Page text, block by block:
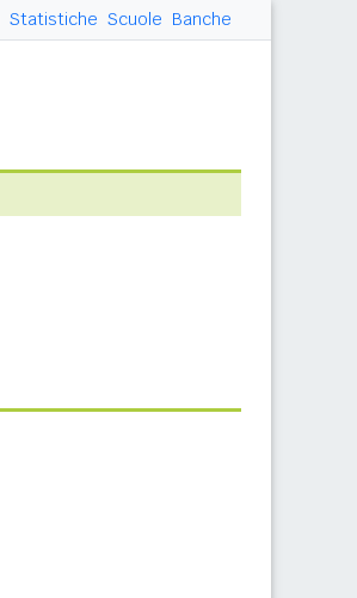
Statistiche Scuole Banche